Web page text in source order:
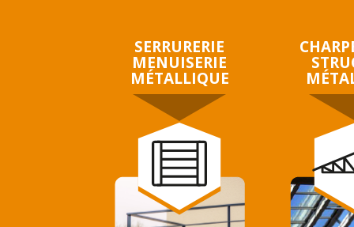
SERRURERIE
MENUISERIE
MÉTALLIQUE